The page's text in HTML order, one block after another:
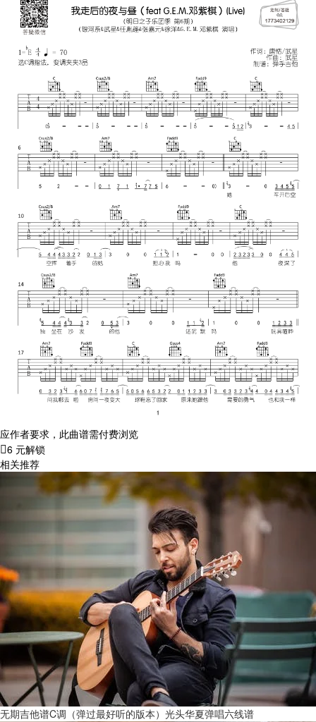
应作者要求，此曲谱需付费浏览
6 元解锁
相关推荐
无期吉他谱C调（弹过最好听的版本）光头华夏弹唱六线谱